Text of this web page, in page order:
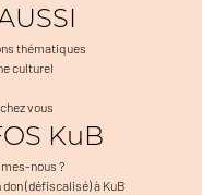
thématiques
culturel
vous
KuB
nous ?
don (défiscalisé) à KuB